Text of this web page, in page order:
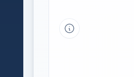
Tipp a grafikon